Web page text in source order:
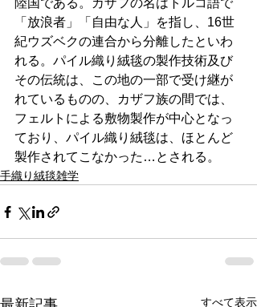
陸国である。カザフの名はトルコ語で
「放浪者」「自由な人」を指し、16世
紀ウズベクの連合から分離したといわ
れる。パイル織り絨毯の製作技術及び
その伝統は、この地の一部で受け継が
れているものの、カザフ族の間では、
フェルトによる敷物製作が中心となっ
ており、パイル織り絨毯は、ほとんど
製作されてこなかった…とされる。
手織り絨毯雑学
すべて表示